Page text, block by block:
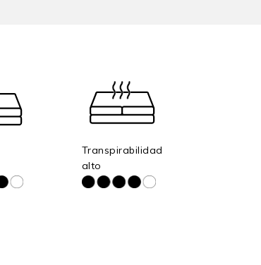
Transpirabilidad
alto